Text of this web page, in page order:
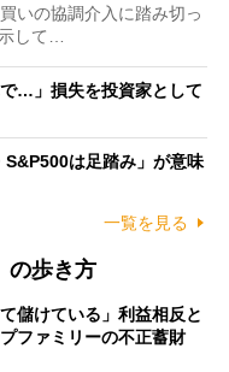
いの協調介入に踏み切っ
して…
で…」損失を投資家として
S&P500は足踏み」が意味
一覧を見る
の歩き方
儲けている」利益相反と
ファミリーの不正蓄財